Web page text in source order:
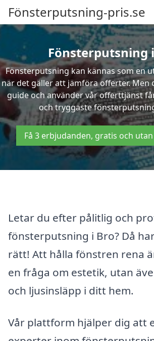
Fönsterputsning-pris.se
Fönsterputsning
Fönsterputsning kan kännas som en
när det gäller att jämföra offerter. Men
guide och använder vår offerttjänst
och tryggaste
Få 3 erbjudanden, gratis och
Letar du efter pålitlig och
fönsterputsning i Bro? Då
rätt! Att hålla fönstren rena
en fråga om estetik, utan
och ljusinsläpp i ditt hem.
Vår plattform hjälper dig att